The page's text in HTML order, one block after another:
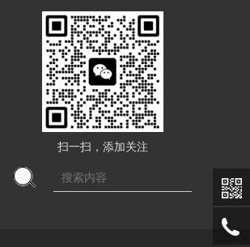
扫一扫，添加关注